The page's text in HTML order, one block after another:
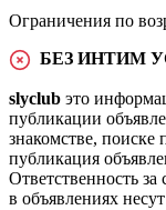
Ограничения по
БЕЗ ИНТИМ
slyclub это
публикации
знакомстве, поиске
публикация
Ответственность
в объявлениях